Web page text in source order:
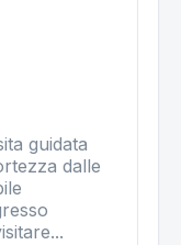
guidata
dalle